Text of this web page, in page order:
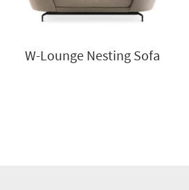
W-Lounge Nesting Sofa